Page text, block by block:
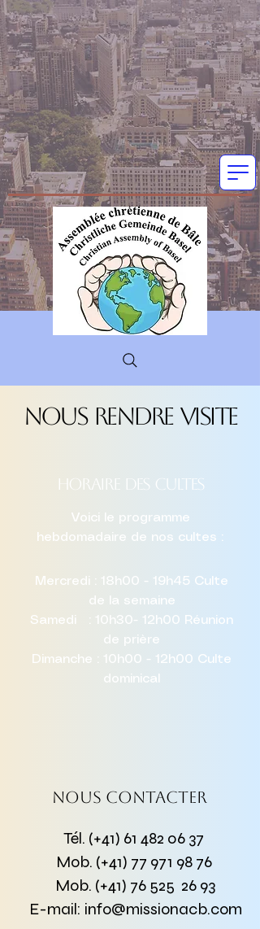
Nous rendre visite
Horaire des cultes
Voici le programme
hebdomadaire de nos cultes :
Mercredi : 18h00 - 19h45 Culte
de la semaine
Samedi : 10h30- 12h00 Réunion
de prière
Dimanche : 10h00 - 12h00 Culte
dominical
Nous contacter
Tél. (+41) 61 482 06 37
Mob. (+41) 77 971 98 76
Mob. (+41) 76 525 26 93
E-mail: info@missionacb.com